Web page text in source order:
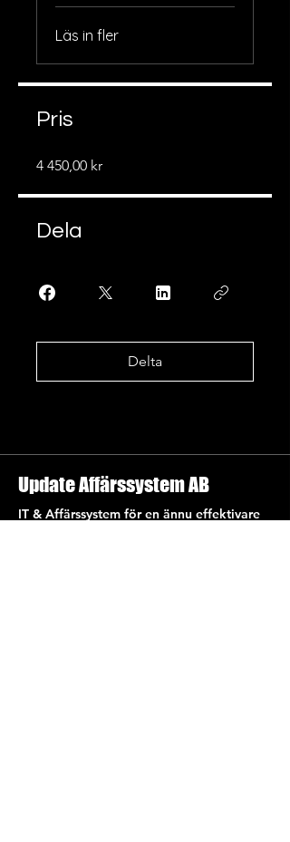
Läs in fler
Pris
4 450,00 kr
Dela
Delta
Update Affärssystem AB
IT & Affärssystem för en ännu effektivare